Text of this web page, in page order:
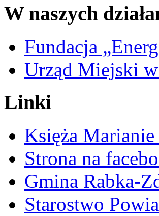
W naszych
Fundacja
Urząd Miejski
Linki
Księża
Strona na
Gmina Rabka-
Starostwo